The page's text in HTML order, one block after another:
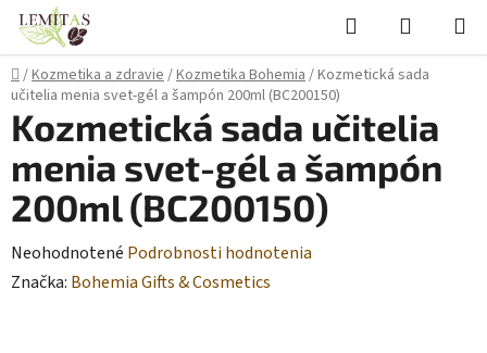
Prejsť
obsah
Hľadať
KOŠÍK
Domov
/Kozmetika a zdravie/Kozmetika Bohemia/Kozmetická sada
učitelia menia svet-gél a šampón 200ml (BC200150)
Kozmetická sada učitelia
menia svet-gél a šampón
200ml (BC200150)
Priemerné
hodnotenie
Neohodnotené Podrobnosti hodnotenia
Značka: Bohemia Gifts & Cosmetics